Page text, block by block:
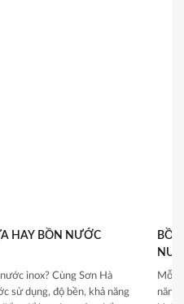
HAY BỒN NƯỚC
inox? Cùng Sơn Hà
sử dụng, độ bền, khả năng
Mỗi
năng